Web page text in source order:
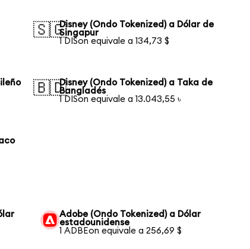
🇸🇬Disney (Ondo Tokenized) a Dólar de
Singapur
1 DISon equivale a 134,73 $
🇧🇩Disney (Ondo Tokenized) a Taka de
Bangladés
1 DISon equivale a 13.043,55 ৳
Adobe (Ondo Tokenized) a Dólar
estadounidense
1 ADBEon equivale a 256,69 $